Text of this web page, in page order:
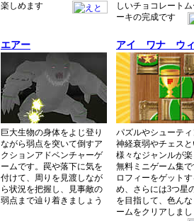
楽しめます
しいチョコレート
ーキの完成です
エアー
巨大生物の身体をよじ登り
ながら弱点を突いて倒すア
クションアドベンチャーゲ
ームです。罠や落下に気を
付けて、周りを見渡しなが
ら状況を把握し、見事敵の
弱点まで辿り着きましょう
アイ ワナ ウ
パズルやシューテ
神経衰弱やチェス
様々なジャンルが
無料ミニゲーム集
ロフィーをゲット
め、さらには3つ星
を目指して、色ん
ームをクリアしま